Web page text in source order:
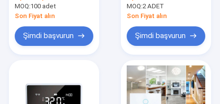
Cihazı
MOQ:100 adet
Son Fiyat alın
Şimdi başvurun
MOQ:2 ADET
Son Fiyat alın
Şimdi başvurun